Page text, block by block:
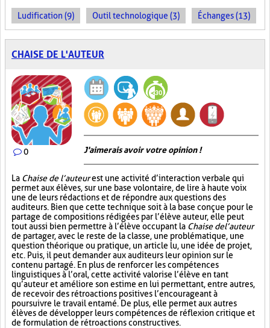
Ludification (9) Outil technologique (3) Échanges (13)
CHAISE DE L'AUTEUR
0 J'aimerais avoir votre opinion !
La Chaise de l’auteurest une activité d’interaction verbale qui
permet aux élèves, sur une base volontaire, de lire à haute voix
une de leurs rédactions et de répondre aux questions des
auditeurs. Bien que cette technique soit à la base conçue pour le
partage de compositions rédigées par l’élève auteur, elle peut
tout aussi bien permettre à l’élève occupant la Chaise de l’auteur
de partager, avec le reste de la classe, une problématique, une
question théorique ou pratique, un article lu, une idée de projet,
etc. Puis, il peut demander aux auditeurs leur opinion sur le
contenu partagé. En plus de renforcer les compétences
linguistiques à l’oral, cette activité valorise l’élève en tant
qu’auteur et améliore son estime en lui permettant, entre autres,
de recevoir des rétroactions positives l’encourageant à
poursuivre le travail entamé. De plus, elle permet aux autres
élèves de développer leurs compétences de réflexion critique et
de formulation de rétroactions constructives.